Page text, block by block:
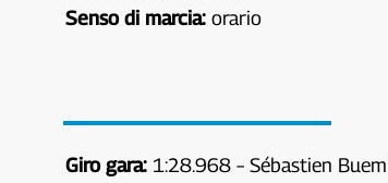
Senso di marcia:orario
Giro gara: 1:28.968 – Sébastien